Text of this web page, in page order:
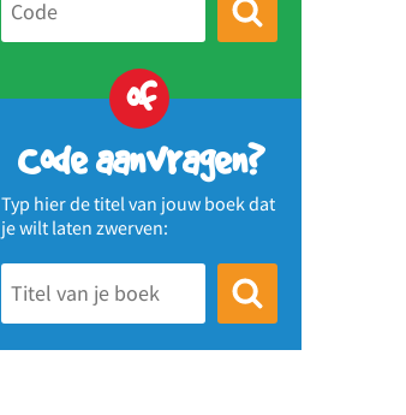
of
Code aanvragen?
Typ hier de titel van jouw boek dat
je wilt laten zwerven: